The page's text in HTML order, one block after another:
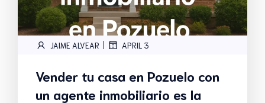
JAIME ALVEAR | APRIL 3
Vender tu casa en Pozuelo con
un agente inmobiliario es la